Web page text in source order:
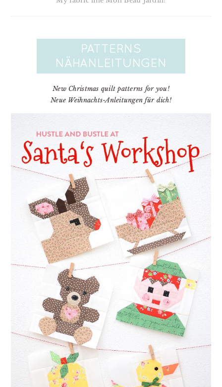
New Christmas quilt patterns for you!
Neue Weihnachts-Anleitungen für dich!